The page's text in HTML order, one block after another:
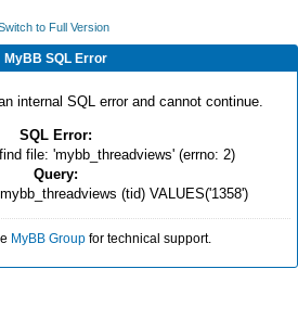
to Full Version
MyBB SQL Error
internal SQL error and cannot continue.
SQL Error:
file: 'mybb_threadviews' (errno: 2)
Query:
(tid) VALUES('1358')
MyBB Group for technical support.